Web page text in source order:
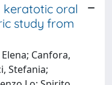
keratotic oral
study from
Canfora,
Stefania;